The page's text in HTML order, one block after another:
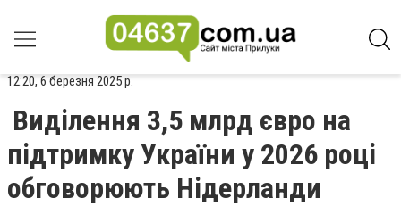
12:20, 6 березня 2025 р.
Виділення 3,5 млрд євро на
підтримку України у 2026 році
обговорюють Нідерланди